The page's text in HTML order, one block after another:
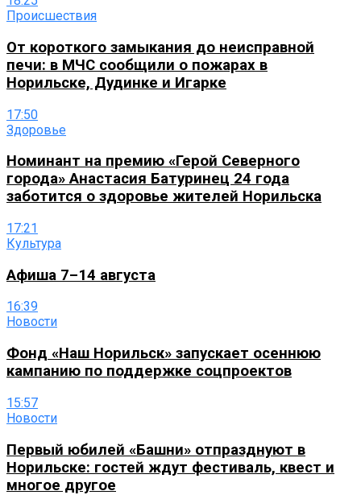
Происшествия
От короткого замыкания до неисправной
печи: в МЧС сообщили о пожарах в
Норильске, Дудинке и Игарке
17:50
Здоровье
Номинант на премию «Герой Северного
города» Анастасия Батуринец 24 года
заботится о здоровье жителей Норильска
17:21
Культура
Афиша 7–14 августа
16:39
Новости
Фонд «Наш Норильск» запускает осеннюю
кампанию по поддержке соцпроектов
15:57
Новости
Первый юбилей «Башни» отпразднуют в
Норильске: гостей ждут фестиваль, квест и
многое другое